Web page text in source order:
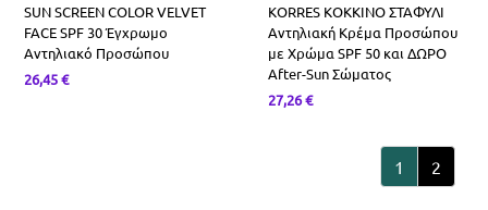
SUN SCREEN COLOR VELVET
FACE SPF 30 Έγχρωμο
Αντηλιακό Προσώπου
26,45€
KORRES ΚΟΚΚΙΝΟ ΣΤΑΦΥΛΙ
Αντηλιακή Κρέμα Προσώπου
με Χρώμα SPF 50 και ΔΩΡΟ
After-Sun Σώματος
27,26€
1 2